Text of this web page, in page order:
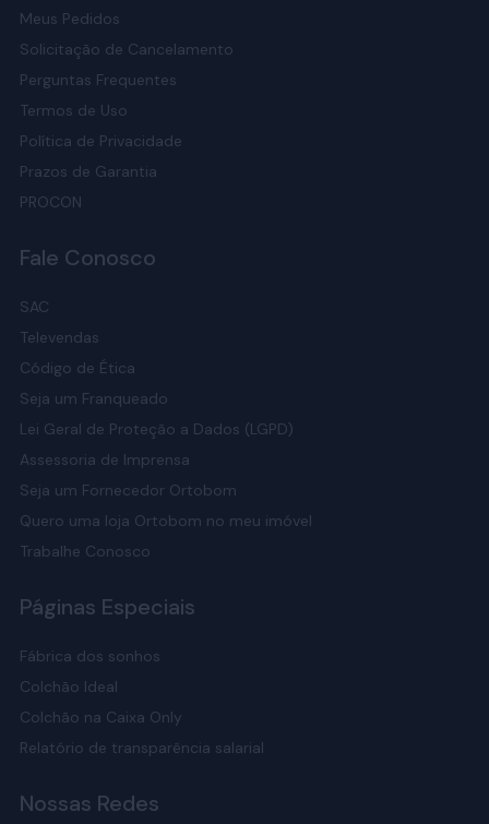
Meus Pedidos
Solicitação de Cancelamento
Perguntas Frequentes
Termos de Uso
Política de Privacidade
Prazos de Garantia
PROCON
Fale Conosco
SAC
Televendas
Código de Ética
Seja um Franqueado
Lei Geral de Proteção a Dados (LGPD)
Assessoria de Imprensa
Seja um Fornecedor Ortobom
Quero uma loja Ortobom no meu imóvel
Trabalhe Conosco
Páginas Especiais
Fábrica dos sonhos
Colchão Ideal
Colchão na Caixa Only
Relatório de transparência salarial
Nossas Redes